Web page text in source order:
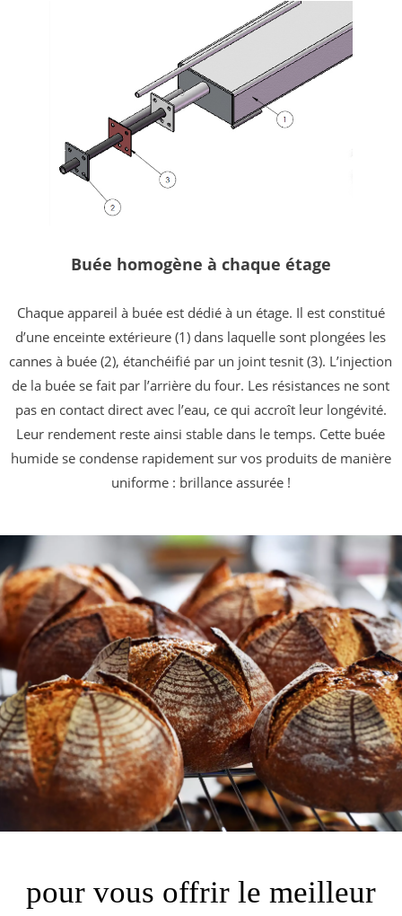
Buée homogène à chaque étage
Chaque appareil à buée est dédié à un étage. Il est constitué
d’une enceinte extérieure (1) dans laquelle sont plongées les
cannes à buée (2), étanchéifié par un joint tesnit (3). L’injection
de la buée se fait par l’arrière du four. Les résistances ne sont
pas en contact direct avec l’eau, ce qui accroît leur longévité.
Leur rendement reste ainsi stable dans le temps. Cette buée
humide se condense rapidement sur vos produits de manière
uniforme : brillance assurée !
pour vous offrir le meilleur